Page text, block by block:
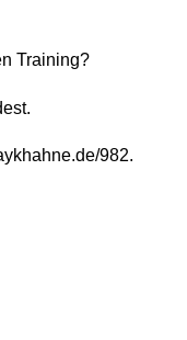
Training?
982.